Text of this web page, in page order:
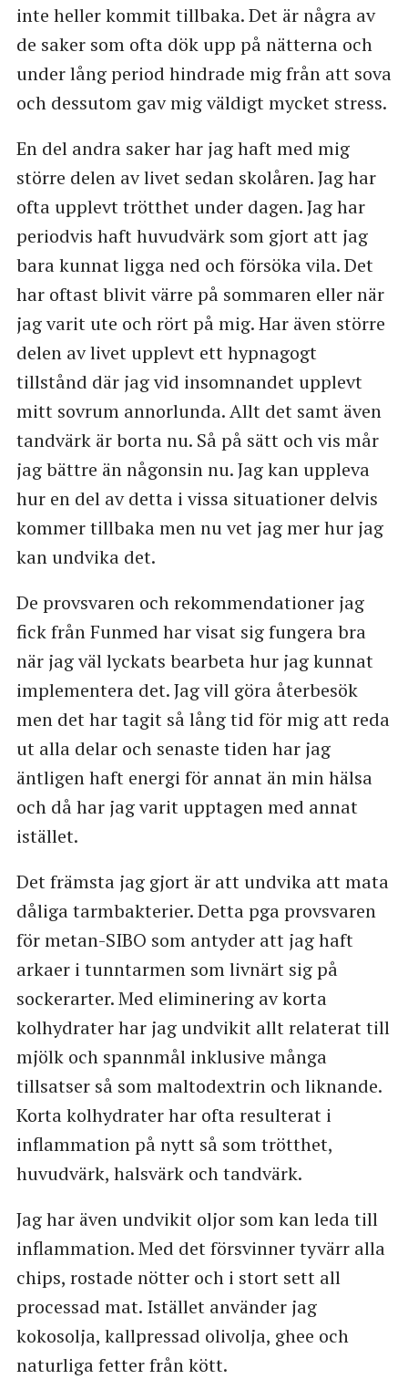
inte heller kommit tillbaka. Det är några av
de saker som ofta dök upp på nätterna och
under lång period hindrade mig från att sova
och dessutom gav mig väldigt mycket stress.
En del andra saker har jag haft med mig
större delen av livet sedan skolåren. Jag har
ofta upplevt trötthet under dagen. Jag har
periodvis haft huvudvärk som gjort att jag
bara kunnat ligga ned och försöka vila. Det
har oftast blivit värre på sommaren eller när
jag varit ute och rört på mig. Har även större
delen av livet upplevt ett hypnagogt
tillstånd där jag vid insomnandet upplevt
mitt sovrum annorlunda. Allt det samt även
tandvärk är borta nu. Så på sätt och vis mår
jag bättre än någonsin nu. Jag kan uppleva
hur en del av detta i vissa situationer delvis
kommer tillbaka men nu vet jag mer hur jag
kan undvika det.
De provsvaren och rekommendationer jag
fick från Funmed har visat sig fungera bra
när jag väl lyckats bearbeta hur jag kunnat
implementera det. Jag vill göra återbesök
men det har tagit så lång tid för mig att reda
ut alla delar och senaste tiden har jag
äntligen haft energi för annat än min hälsa
och då har jag varit upptagen med annat
istället.
Det främsta jag gjort är att undvika att mata
dåliga tarmbakterier. Detta pga provsvaren
för metan-SIBO som antyder att jag haft
arkaer i tunntarmen som livnärt sig på
sockerarter. Med eliminering av korta
kolhydrater har jag undvikit allt relaterat till
mjölk och spannmål inklusive många
tillsatser så som maltodextrin och liknande.
Korta kolhydrater har ofta resulterat i
inflammation på nytt så som trötthet,
huvudvärk, halsvärk och tandvärk.
Jag har även undvikit oljor som kan leda till
inflammation. Med det försvinner tyvärr alla
chips, rostade nötter och i stort sett all
processad mat. Istället använder jag
kokosolja, kallpressad olivolja, ghee och
naturliga fetter från kött.